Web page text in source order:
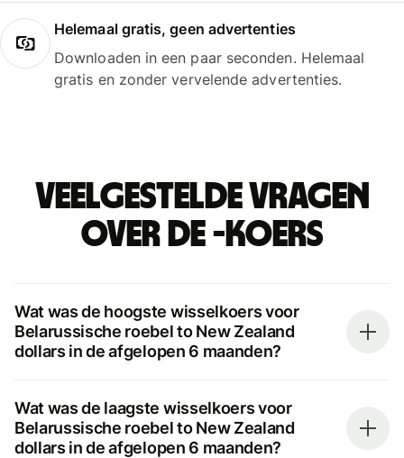
Helemaal gratis, geen advertenties
Downloaden in een paar seconden. Helemaal
gratis en zonder vervelende advertenties.
Veelgestelde vragen
over de -koers
Wat was de hoogste wisselkoers voor
Belarussische roebel to New Zealand
dollars in de afgelopen 6 maanden?
Wat was de laagste wisselkoers voor
Belarussische roebel to New Zealand
dollars in de afgelopen 6 maanden?